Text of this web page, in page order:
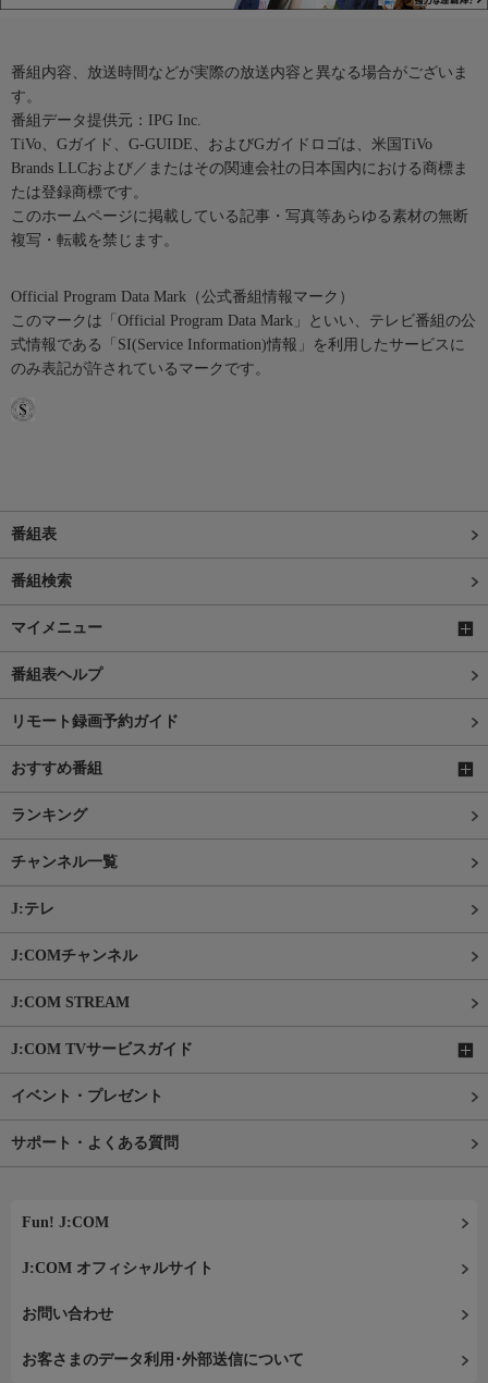
番組内容、放送時間などが実際の放送内容と異なる場合がございま
す。
番組データ提供元：IPG Inc.
TiVo、Gガイド、G-GUIDE、およびGガイドロゴは、米国TiVo
Brands LLCおよび／またはその関連会社の日本国内における商標ま
たは登録商標です。
このホームページに掲載している記事・写真等あらゆる素材の無断
複写・転載を禁じます。
Official Program Data Mark（公式番組情報マーク）
このマークは「Official Program Data Mark」といい、テレビ番組の公
式情報である「SI(Service Information)情報」を利用したサービスに
のみ表記が許されているマークです。
番組表
番組検索
マイメニュー
番組表ヘルプ
リモート録画予約ガイド
おすすめ番組
ランキング
チャンネル一覧
J:テレ
J:COMチャンネル
J:COM STREAM
J:COM TVサービスガイド
イベント・プレゼント
サポート・よくある質問
Fun! J:COM
J:COM オフィシャルサイト
お問い合わせ
お客さまのデータ利用･外部送信について